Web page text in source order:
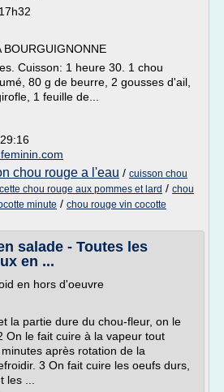
BOURGUIGNONNE
Cuisson: 1 heure 30. 1 chou
80 g de beurre, 2 gousses d'ail,
1 feuille de...
chou rouge a l'eau / cuisson chou
chou rouge aux pommes et lard / chou
minute / chou rouge vin cocotte
salade - Toutes les
en ...
en hors d'oeuvre
la partie dure du chou-fleur, on le
On le fait cuire à la vapeur tout
après rotation de la
3 On fait cuire les oeufs durs,
...